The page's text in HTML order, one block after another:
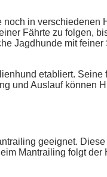
in verschiedenen
Fährte zu folgen,
Jagdhunde mit
etabliert. Seine
und Auslauf können
geeignet.
Mantrailing folgt der